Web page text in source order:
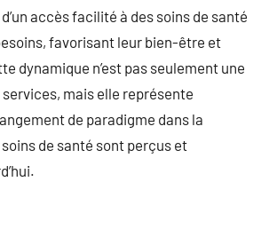
accès facilité à des soins de santé
favorisant leur bien-être et
dynamique n’est pas seulement une
mais elle représente
de paradigme dans la
de santé sont perçus et